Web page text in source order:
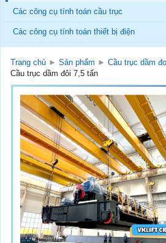
Các công cụ tính toán cầu trục
Các công cụ tính toán thiết bị điện
Trang chủ ► Sản phẩm ► Cầu trục dầm
Cầu trục dầm đôi 7,5 tấn